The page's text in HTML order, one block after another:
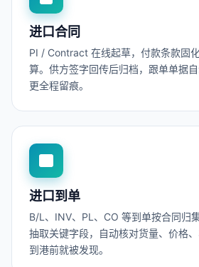
进口合同
PI / Contract 在线起草，付款条款固
算。供方签字回传后归档，跟单单据
更全程留痕。
进口到单
B/L、INV、PL、CO 等到单按合同归
抽取关键字段，自动核对货量、价格
到港前就被发现。